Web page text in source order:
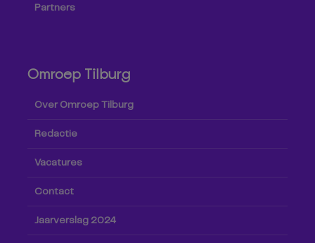
Partners
Omroep Tilburg
Over Omroep Tilburg
Redactie
Vacatures
Contact
Jaarverslag 2024